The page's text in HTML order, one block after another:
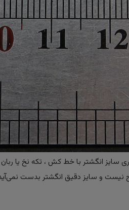
سایز انگشتر با خط کش ، تکه نخ یا
نیست و سایز دقیق انگشتر بدست